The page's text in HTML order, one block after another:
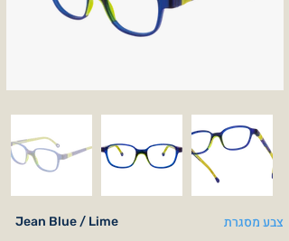
Jean Blue / Lime
צבע מסגרת